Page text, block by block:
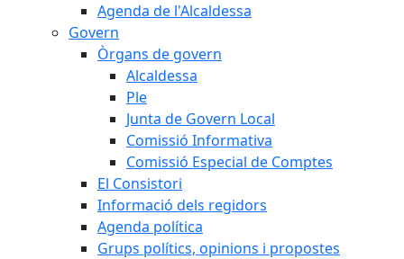
Agenda de l'Alcaldessa
Govern
Òrgans de govern
Alcaldessa
Ple
Junta de Govern Local
Comissió Informativa
Comissió Especial de Comptes
El Consistori
Informació dels regidors
Agenda política
Grups polítics, opinions i propostes